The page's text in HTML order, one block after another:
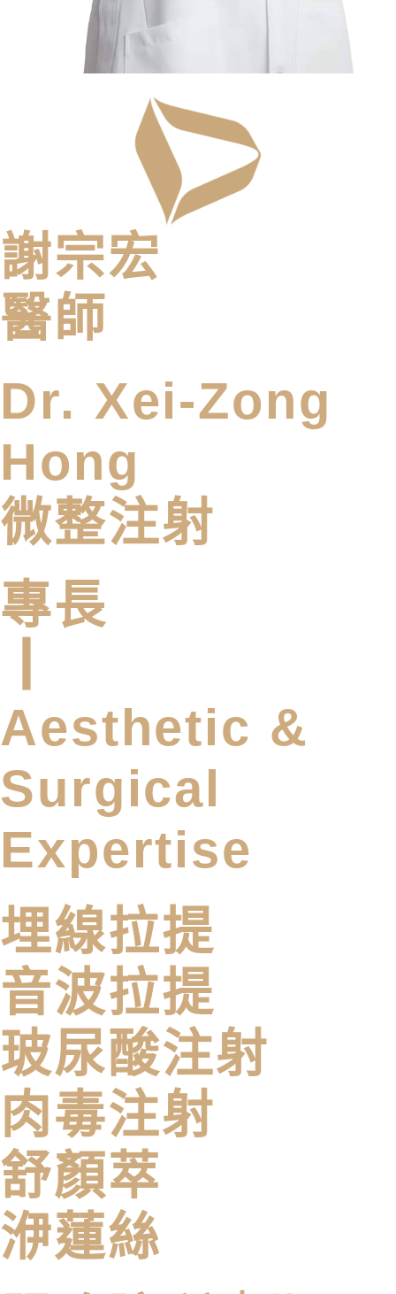
謝宗宏
醫師
Dr. Xei-Zong
Hong
微整注射​
專長
Aesthetic &
Surgical
Expertise
埋線拉提
音波拉提
玻尿酸注射
肉毒注射
舒顏萃
洢蓮絲